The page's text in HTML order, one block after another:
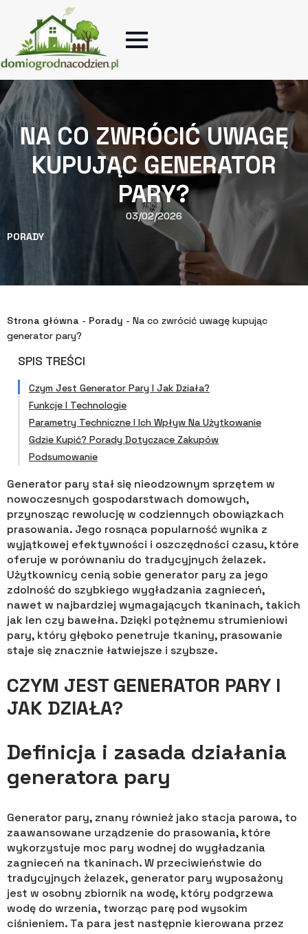
NA CO ZWRÓCIĆ UWAGĘ
KUPUJĄC GENERATOR
PARY?
03/02/2026
PORADY
Strona główna - Porady - Na co zwrócić uwagę kupując
generator pary?
SPIS TREŚCI
Czym Jest Generator Pary I Jak Działa?
Funkcje I Technologie
Parametry Techniczne I Ich Wpływ Na Użytkowanie
Gdzie Kupić? Porady Dotyczące Zakupów
Podsumowanie
Generator pary stał się nieodzownym sprzętem w
nowoczesnych gospodarstwach domowych,
przynosząc rewolucję w codziennych obowiązkach
prasowania. Jego rosnąca popularność wynika z
wyjątkowej efektywności i oszczędności czasu, które
oferuje w porównaniu do tradycyjnych żelazek.
Użytkownicy cenią sobie generator pary za jego
zdolność do szybkiego wygładzania zagnieceń,
nawet w najbardziej wymagających tkaninach, takich
jak len czy bawełna. Dzięki potężnemu strumieniowi
pary, który głęboko penetruje tkaniny, prasowanie
staje się znacznie łatwiejsze i szybsze.
CZYM JEST GENERATOR PARY I
JAK DZIAŁA?
Definicja i zasada działania
generatora pary
Generator pary, znany również jako stacja parowa, to
zaawansowane urządzenie do prasowania, które
wykorzystuje moc pary wodnej do wygładzania
zagnieceń na tkaninach. W przeciwieństwie do
tradycyjnych żelazek, generator pary wyposażony
jest w osobny zbiornik na wodę, który podgrzewa
wodę do wrzenia, tworząc parę pod wysokim
ciśnieniem. Ta para jest następnie kierowana przez